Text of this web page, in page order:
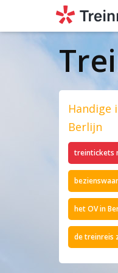
Handige
Berlijn
treintickets
het OV in
de treinreis